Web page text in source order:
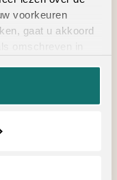
voorkeuren
gaat u akkoord